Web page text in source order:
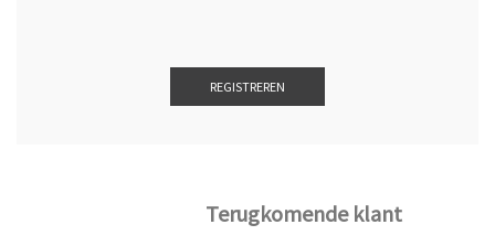
Terugkomende klant